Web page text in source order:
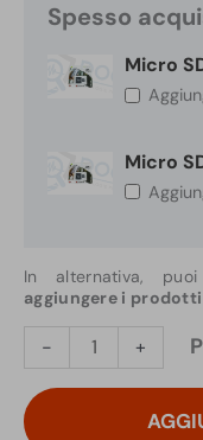
Spesso
Micro
Micro
In alternativa,
aggiungere i
-
Microcamera
e
Video
+